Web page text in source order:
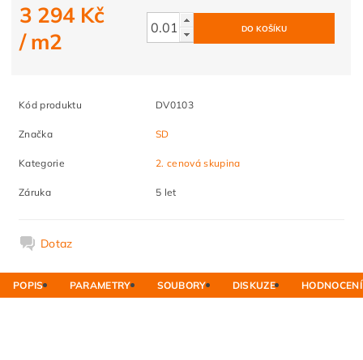
3 294 Kč
/ m2
Kód produktu DV0103
Značka SD
Kategorie 2. cenová skupina
Záruka 5 let
Dotaz
POPIS PARAMETRY SOUBORY DISKUZE HODNOCENÍ